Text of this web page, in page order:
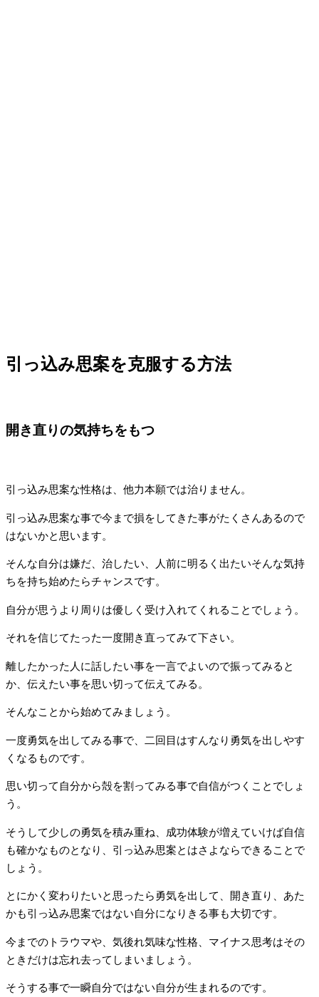
引っ込み思案を克服する方法
開き直りの気持ちをもつ
引っ込み思案な性格は、他力本願では治りません。
引っ込み思案な事で今まで損をしてきた事がたくさんあるので
はないかと思います。
そんな自分は嫌だ、治したい、人前に明るく出たいそんな気持
ちを持ち始めたらチャンスです。
自分が思うより周りは優しく受け入れてくれることでしょう。
それを信じてたった一度開き直ってみて下さい。
離したかった人に話したい事を一言でよいので振ってみると
か、伝えたい事を思い切って伝えてみる。
そんなことから始めてみましょう。
一度勇気を出してみる事で、二回目はすんなり勇気を出しやす
くなるものです。
思い切って自分から殻を割ってみる事で自信がつくことでしょ
う。
そうして少しの勇気を積み重ね、成功体験が増えていけば自信
も確かなものとなり、引っ込み思案とはさよならできることで
しょう。
とにかく変わりたいと思ったら勇気を出して、開き直り、あた
かも引っ込み思案ではない自分になりきる事も大切です。
今までのトラウマや、気後れ気味な性格、マイナス思考はその
ときだけは忘れ去ってしまいましょう。
そうする事で一瞬自分ではない自分が生まれるのです。